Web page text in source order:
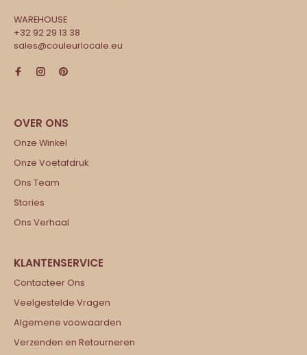
WAREHOUSE
+32 92 29 13 38
sales@couleurlocale.eu
Onze Winkel
Onze Voetafdruk
Ons Team
Stories
Ons Verhaal
Contacteer Ons
Veelgestelde Vragen
Algemene voowaarden
Verzenden en Retourneren